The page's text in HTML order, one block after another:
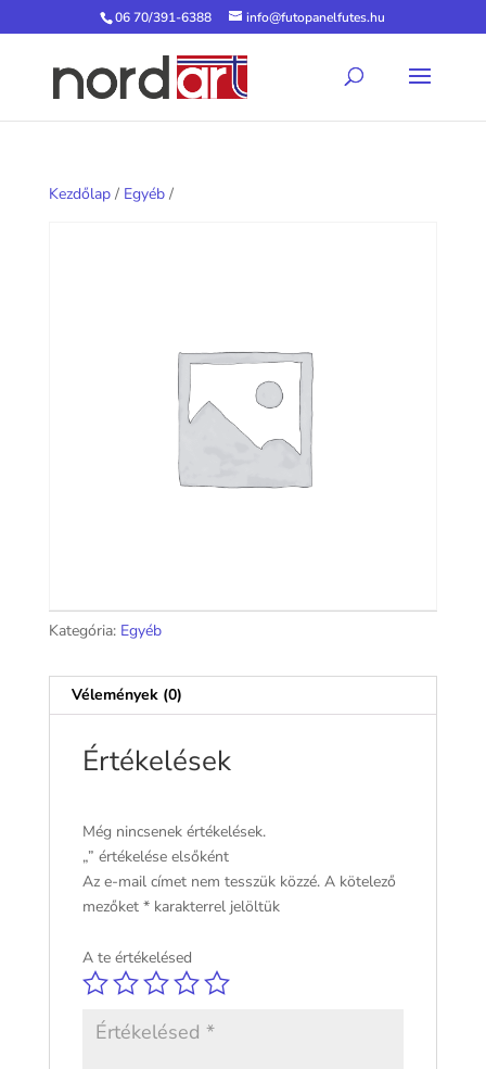
06 70/391-6388 info@futopanelfutes.hu
Kezdőlap/ Egyéb/
Kategória: Egyéb
Vélemények (0)
Értékelések
Még nincsenek értékelések.
„” értékelése elsőként
Az e-mail címet nem tesszük közzé. A kötelező
mezőket *karakterrel jelöltük
A te értékelésed